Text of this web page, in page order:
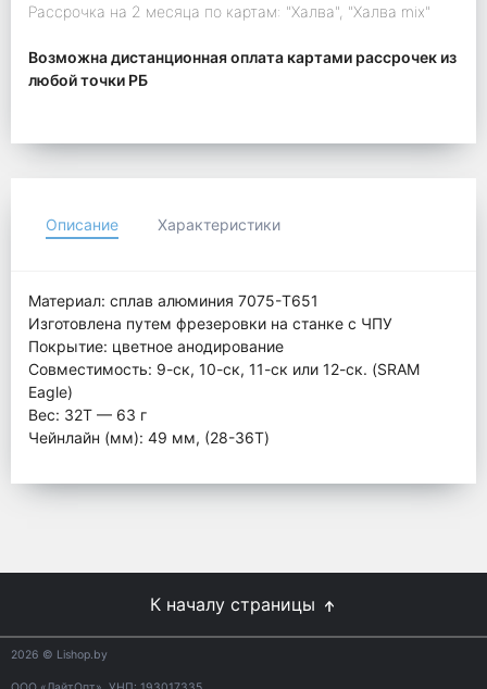
Рассрочка на 2 месяца по картам: "Халва", "Халва mix"
Возможна дистанционная оплата картами рассрочек из
любой точки РБ
Описание Характеристики
Материал: сплав алюминия 7075-T651
Изготовлена путем фрезеровки на станке с ЧПУ
Покрытие: цветное анодирование
Совместимость: 9-ск, 10-ск, 11-ск или 12-ск. (SRAM
Eagle)
Вес: 32Т — 63 г
Чейнлайн (мм): 49 мм, (28-36T)
К началу страницы
2026 © Lishop.by